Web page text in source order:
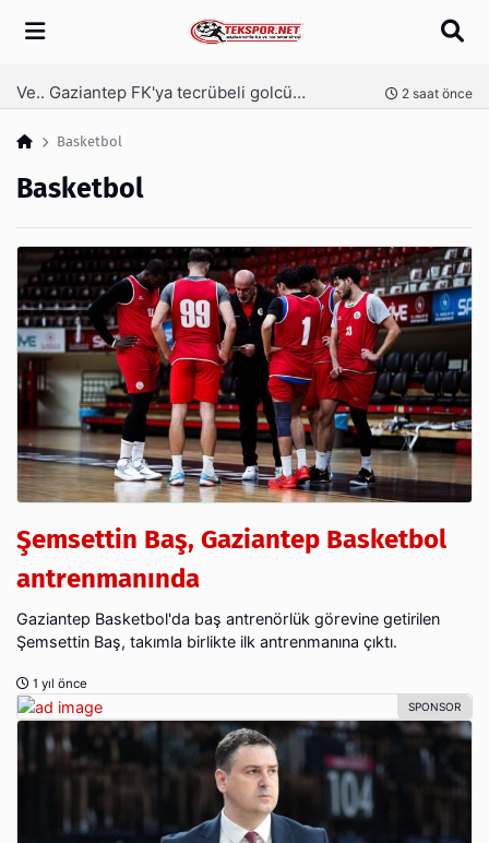
Arama
Ve.. Gaziantep FK'ya tecrübeli golcü! Serdar Dursun imzaladı 2 saat önce
Basketbol
Basketbol
Şemsettin Baş, Gaziantep Basketbol
antrenmanında
Gaziantep Basketbol'da baş antrenörlük görevine getirilen
Şemsettin Baş, takımla birlikte ilk antrenmanına çıktı.
1 yıl önce